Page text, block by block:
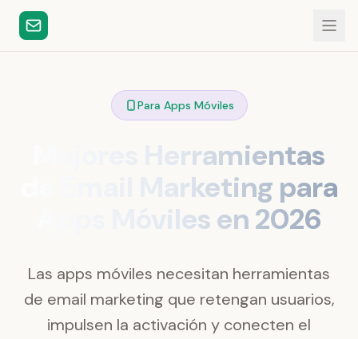
Para Apps Móviles
Mejores Herramientas
de Email Marketing para
Apps Móviles en 2026
Las apps móviles necesitan herramientas
de email marketing que retengan usuarios,
impulsen la activación y conecten el